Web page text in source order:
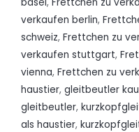
verkaufen berlin,
schweiz, Frettchen zu
verkaufen stuttgart,
vienna, Frettchen zu
haustier, gleitbeutler
gleitbeutler,
als haustier,